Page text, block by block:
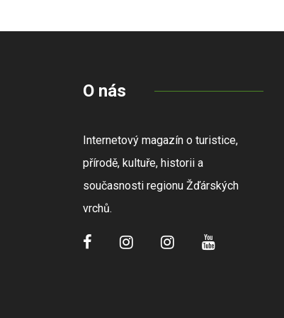
O nás
Internetový magazín o turistice,
přírodě, kultuře, historii a
současnosti regionu Žďárských
vrchů.